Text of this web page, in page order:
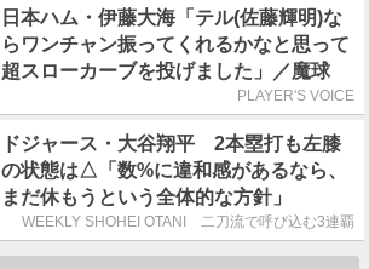
日本ハム・伊藤大海「テル(佐藤輝明)な
らワンチャン振ってくれるかなと思って
超スローカーブを投げました」／魔球
PLAYER'S VOICE
ドジャース・大谷翔平 2本塁打も左膝
の状態は△「数%に違和感があるなら、
まだ休もうという全体的な方針」
WEEKLY SHOHEI OTANI 二刀流で呼び込む3連覇